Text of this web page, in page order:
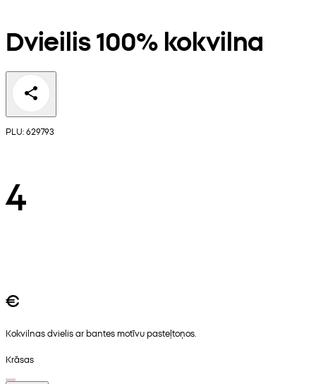
Dvieilis 100% kokvilna
PLU: 629793
4
€
Kokvilnas dvielis ar bantes motīvu pasteļtoņos.
Krāsas